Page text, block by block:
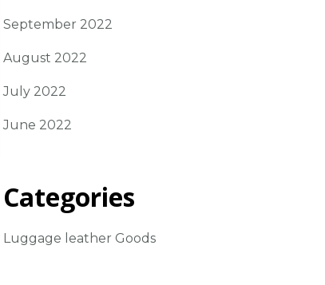
September 2022
August 2022
July 2022
June 2022
Categories
Luggage leather Goods